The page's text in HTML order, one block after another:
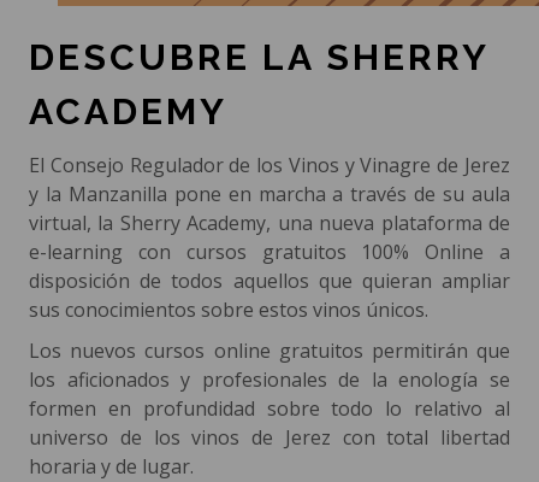
DESCUBRE LA SHERRY
ACADEMY
El Consejo Regulador de los Vinos y Vinagre de Jerez
y la Manzanilla pone en marcha a través de su aula
virtual, la Sherry Academy, una nueva plataforma de
e-learning con cursos gratuitos 100% Online a
disposición de todos aquellos que quieran ampliar
sus conocimientos sobre estos vinos únicos.
Los nuevos cursos online gratuitos permitirán que
los aficionados y profesionales de la enología se
formen en profundidad sobre todo lo relativo al
universo de los vinos de Jerez con total libertad
horaria y de lugar.